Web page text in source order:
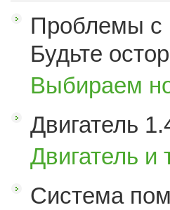
Проблемы с
Будьте
Выбираем
Двигатель
Двигатель и
Система